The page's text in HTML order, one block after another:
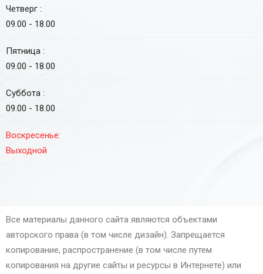
Четверг :
09.00 - 18.00
Пятница :
09.00 - 18.00
Суббота :
09.00 - 18.00
Воскресенье:
Выходной
Все материалы данного сайта являются объектами
авторского права (в том числе дизайн). Запрещается
копирование, распространение (в том числе путем
копирования на другие сайты и ресурсы в Интернете) или